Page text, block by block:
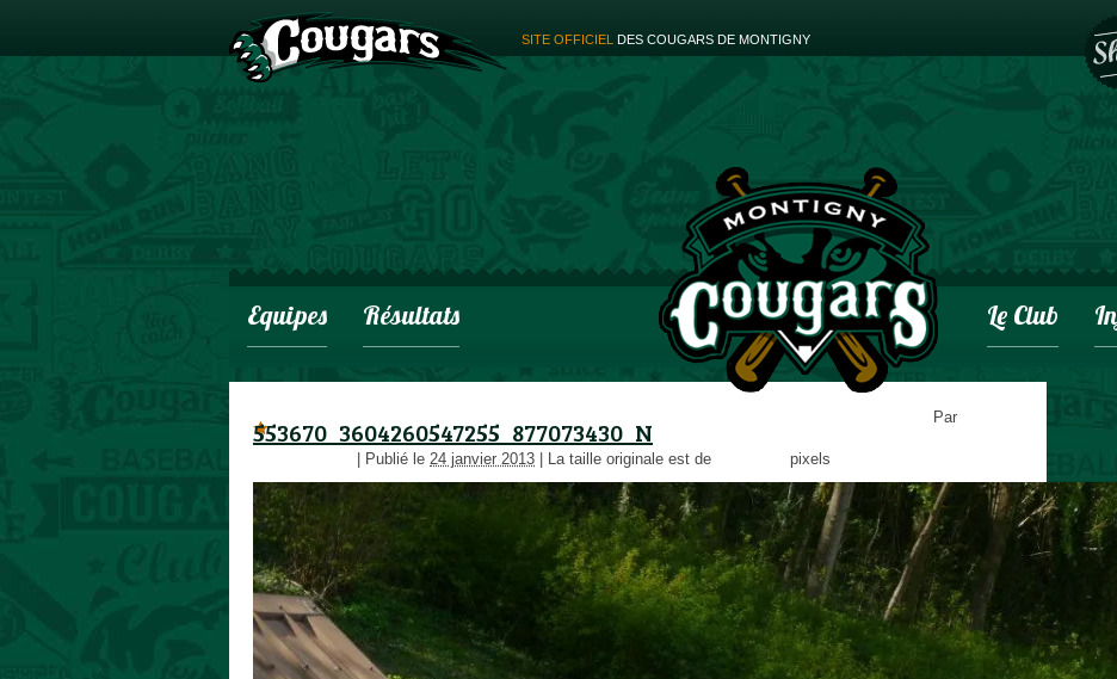
SITE OFFICIEL DES COUGARS DE MONTIGNY
Equipes Résultats Le Club
553670_3604260547255_877073430_N Par
Publié le 24 janvier 2013 La taille originale est de pixels